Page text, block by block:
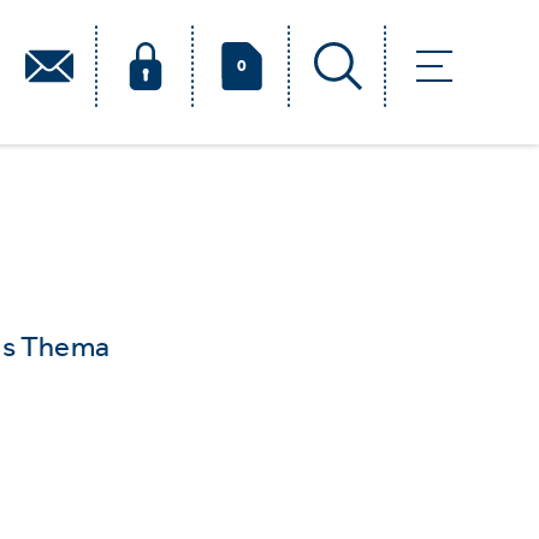
0
Thema